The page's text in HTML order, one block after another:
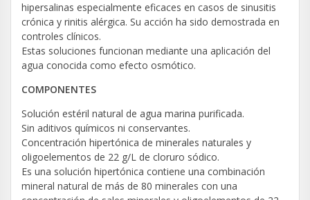
hipersalinas especialmente eficaces en casos de sinusitis
crónica y rinitis alérgica. Su acción ha sido demostrada en
controles clínicos.
Estas soluciones funcionan mediante una aplicación del
agua conocida como efecto osmótico.
COMPONENTES
Solución estéril natural de agua marina purificada.
Sin aditivos químicos ni conservantes.
Concentración hipertónica de minerales naturales y
oligoelementos de 22 g/L de cloruro sódico.
Es una solución hipertónica contiene una combinación
mineral natural de más de 80 minerales con una